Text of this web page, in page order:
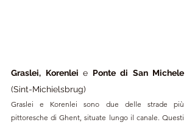
Graslei, Korenlei e Ponte di San Michele
(Sint-Michielsbrug)
Graslei e Korenlei sono due delle strade più
pittoresche di Ghent, situate lungo il canale. Questi